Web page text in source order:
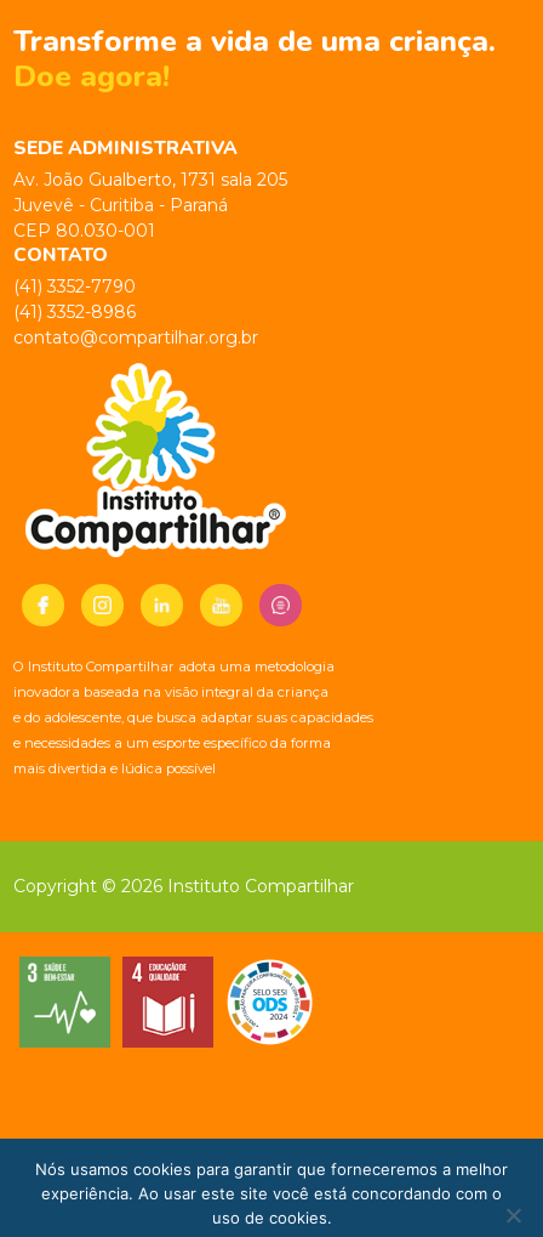
Transforme a vida de uma criança.
Doe agora!
SEDE ADMINISTRATIVA
Av. João Gualberto, 1731 sala 205
Juvevê - Curitiba - Paraná
CEP 80.030-001
CONTATO
(41) 3352-7790
(41) 3352-8986
contato@compartilhar.org.br
O Instituto Compartilhar adota uma metodologia
inovadora baseada na visão integral da criança
e do adolescente, que busca adaptar suas capacidades
e necessidades a um esporte específico da forma
mais divertida e lúdica possível
Copyright © 2026 Instituto Compartilhar
Doe Agora!
Nós usamos cookies para garantir que forneceremos a melhor
experiência. Ao usar este site você está concordando com o
uso de cookies.